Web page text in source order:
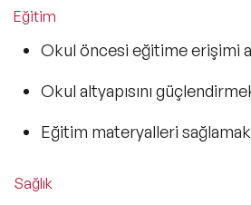
Eğitim
Okul öncesi eğitime erişimi
Okul altyapısını
Eğitim materyalleri sağlamak
Sağlık